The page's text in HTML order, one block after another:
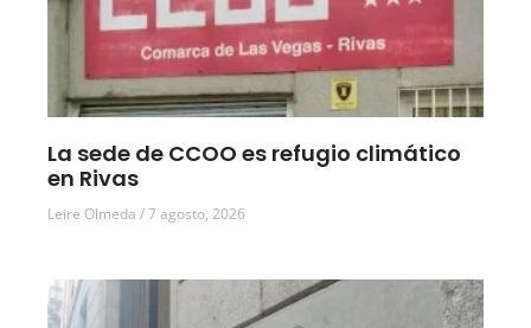
La sede de CCOO es refugio climático
en Rivas
Leire Olmeda 7 agosto, 2026